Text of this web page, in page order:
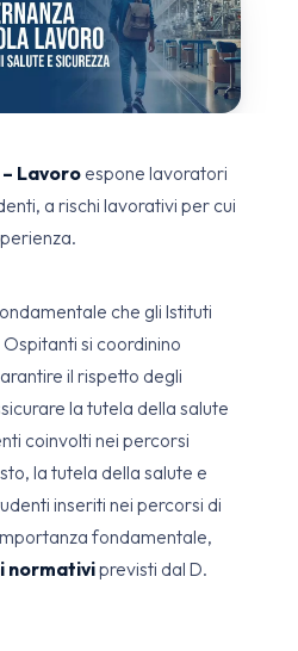
– Lavoro espone lavoratori
a rischi lavorativi per cui
che gli Istituti
si coordinino
il rispetto degli
la tutela della salute
coinvolti nei percorsi
la tutela della salute e
inseriti nei percorsi di
fondamentale,
normativiprevisti dal D.